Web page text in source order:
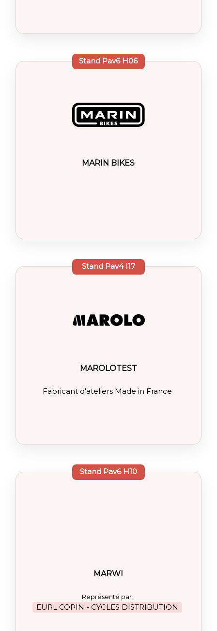
Stand Pav6 H06
MARIN BIKES
StandPav4 I17
MAROLOTEST
Fabricant d'ateliers Made in France
StandPav6 H10
MARWI
Représenté par :
EURL COPIN - CYCLES DISTRIBUTION